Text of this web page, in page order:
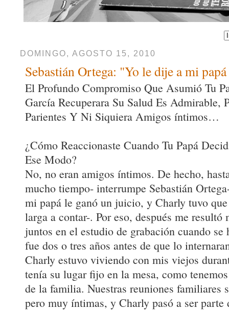
DOMINGO, AGOSTO 15, 2010
Sebastián Ortega: "Yo le dije a mi
El Profundo Compromiso Que Asumió Tu
García Recuperara Su Salud Es Admirable,
Parientes Y Ni Siquiera Amigos íntimos…
¿Cómo Reaccionaste Cuando Tu Papá
Ese Modo?
No, no eran amigos íntimos. De hecho,
mucho tiempo- interrumpe Sebastián
mi papá le ganó un juicio, y Charly tuvo
larga a contar-. Por eso, después me
juntos en el estudio de grabación cuando
fue dos o tres años antes de que lo
Charly estuvo viviendo con mis viejos
tenía su lugar fijo en la mesa, como
de la familia. Nuestras reuniones familiares
pero muy íntimas, y Charly pasó a ser parte